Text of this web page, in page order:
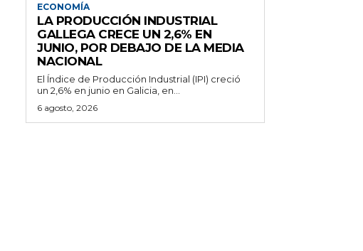
ECONOMÍA
LA PRODUCCIÓN INDUSTRIAL
GALLEGA CRECE UN 2,6% EN
JUNIO, POR DEBAJO DE LA MEDIA
NACIONAL
El Índice de Producción Industrial (IPI) creció
un 2,6% en junio en Galicia, en...
6 agosto, 2026